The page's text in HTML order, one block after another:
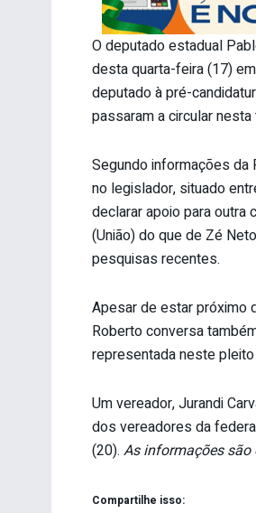
O deputado estadual
desta quarta-feira (17)
deputado à pré-
passaram a circular
Segundo informações da
no legislador, situado
declarar apoio para outra
(União) do que de Zé
pesquisas recentes.
Apesar de estar próximo
Roberto conversa
representada neste
Um vereador, Jurandi
dos vereadores da
(20). As informações
Compartilhe isso: